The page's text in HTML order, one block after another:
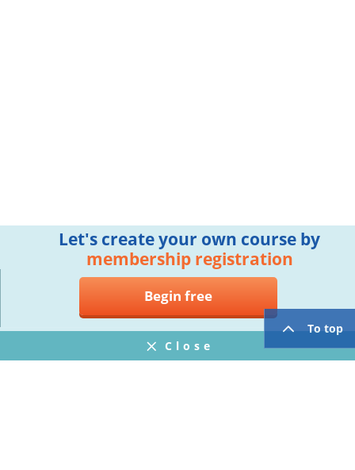
To top
Let's create your own course by
membership registration
Begin free
Close